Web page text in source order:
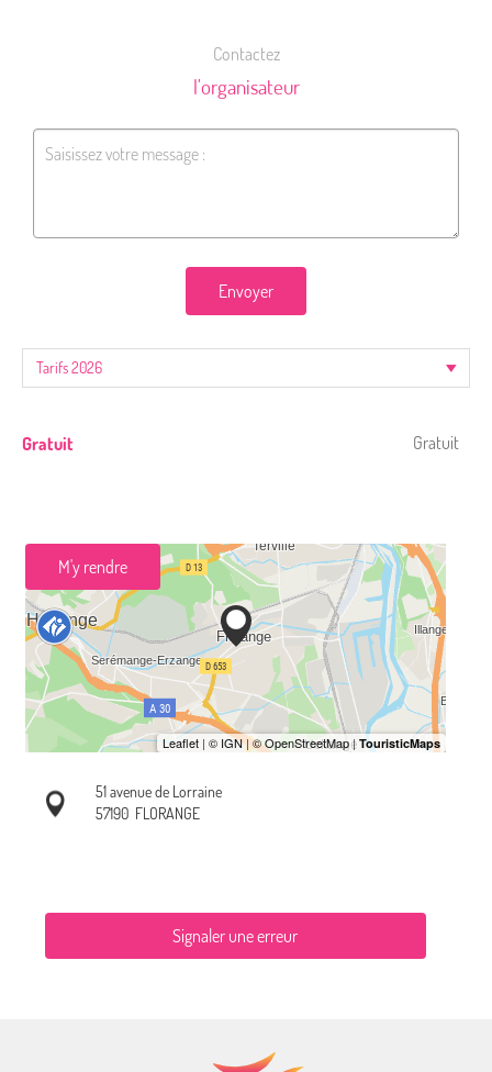
Contactez
l'organisateur
Envoyer
Gratuit Gratuit
M'y rendre
51 avenue de Lorraine
57190 FLORANGE
Signaler une erreur